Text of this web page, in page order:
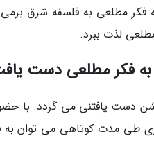
فکر مطلعی به فلسفه شرق
لذت ببرد.
فکر مطلعی دست
دست یافتنی می گردد. با
طی مدت کوتاهی می توان به